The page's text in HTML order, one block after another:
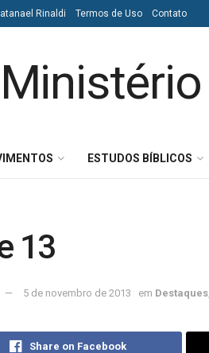
Rinaldi Termos de Uso Contato
ESTUDOS BÍBLICOS
13
5 de novembro de 2013 em Destaques
Share on Facebook